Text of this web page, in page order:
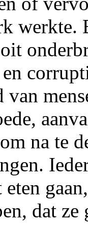
van
na te
dat ze